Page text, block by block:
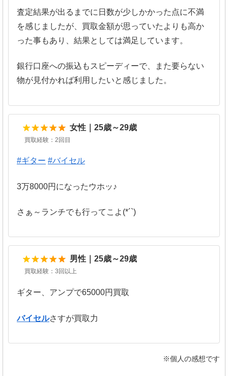
査定結果が出るまでに日数が少しかかった点に不満
を感じましたが、買取金額が思っていたよりも高か
った事もあり、結果としては満足しています。
銀行口座への振込もスピーディーで、また要らない
物が見付かれば利用したいと感じました。
5女性｜25歳～29歳
買取経験：2回目
#ギター #バイセル
3万8000円になったウホッ♪
さぁ～ランチでも行ってこよ(*´`)
男性｜25歳～29歳
買取経験：3回以上
ギター、アンプで65000円買取
バイセルさすが買取力
※個人の感想です